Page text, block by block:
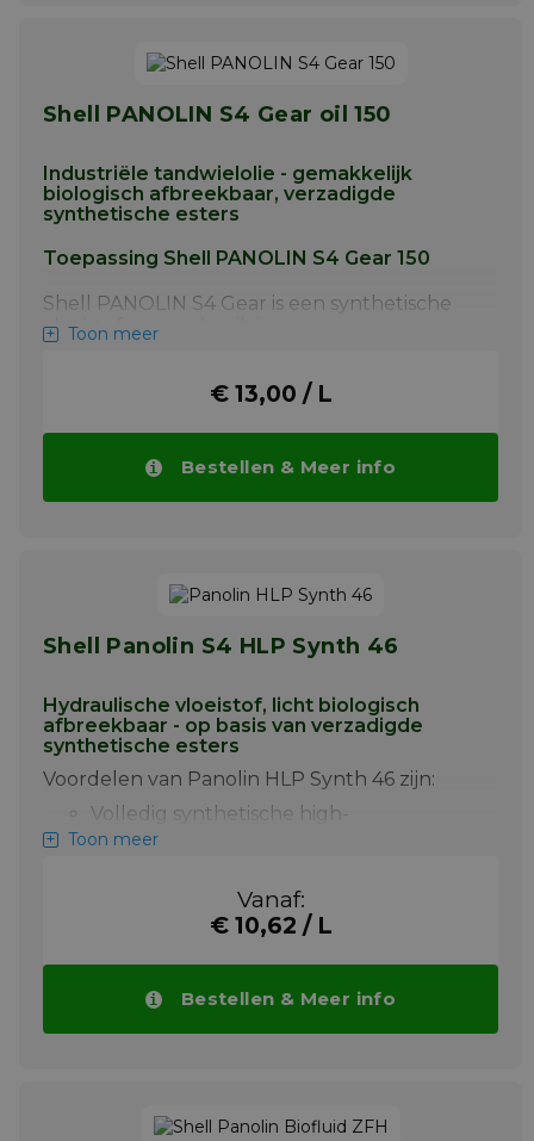
Shell PANOLIN S4 Gear oil 150
Industriële tandwielolie - gemakkelijk
biologisch afbreekbaar, verzadigde
synthetische esters
Toepassing Shell PANOLIN S4 Gear 150
Shell PANOLIN S4 Gear is een synthetische
vloeistof voor gebruik in
tandwieltoepassingen zoals maritieme
verstelbare scheepsschroeven, hoogwaardig
smeermiddel, gebaseerd op verzadigde
synthetische esters voor industriële
tandwieloverbrengingen.
Toon meer
€ 13,00 / L
Bestellen & Meer info
Shell Panolin S4 HLP Synth 46
Hydraulische vloeistof, licht biologisch
afbreekbaar - op basis van verzadigde
synthetische esters
Voordelen van Panolin HLP Synth 46 zijn:
Volledig synthetische high-
performance hydraulische vloeistof,
Voorkomt het verharden en afzetten
van oude producten, zelfs bij hoge
olieverversingsintervallen
Duidelijk grotere reserves dan
Toon meer
Vanaf:
€ 10,62 / L
Bestellen & Meer info